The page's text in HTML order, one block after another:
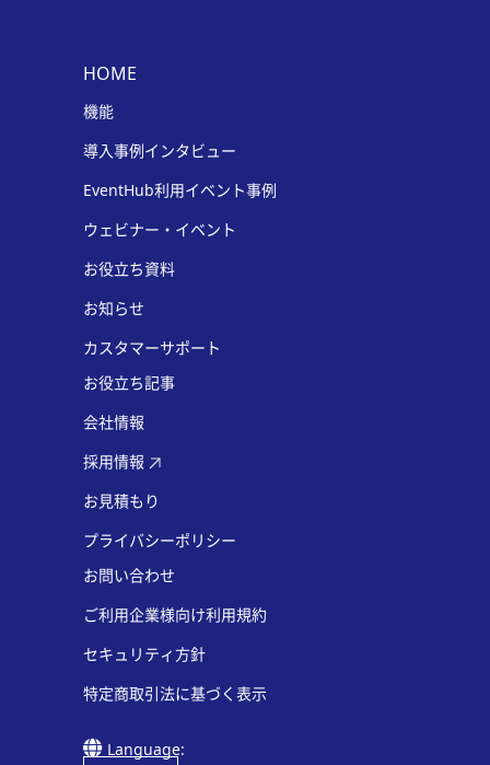
HOME
機能
導入事例インタビュー
EventHub利用イベント事例
ウェビナー・イベント
お役立ち資料
お知らせ
カスタマーサポート
お役立ち記事
会社情報
採用情報
お見積もり
プライバシーポリシー
お問い合わせ
ご利用企業様向け利用規約
セキュリティ方針
特定商取引法に基づく表示
Language: